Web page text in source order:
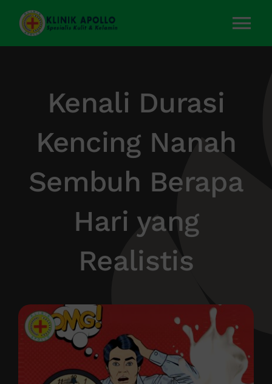
Skip
content
Layanan Kami
Tentang Kami
Artikel
Kenali Durasi
Kencing Nanah
Sembuh Berapa
Hari yang
Realistis